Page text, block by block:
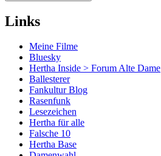
Links
Meine Filme
Bluesky
Hertha Inside > Forum Alte Dame
Ballesterer
Fankultur Blog
Rasenfunk
Lesezeichen
Hertha für alle
Falsche 10
Hertha Base